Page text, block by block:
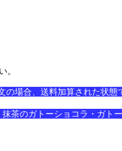
。
場合、送料加算された状
茶のガトーショコラ・ガト